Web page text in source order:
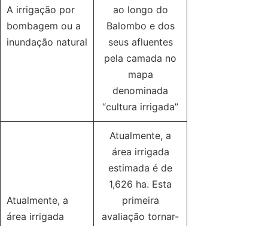
A irrigação por
bombagem ou a
inundação natural
ao longo do
Balombo e dos
seus afluentes
pela camada no
mapa
denominada
“cultura irrigada”
Atualmente, a
área irrigada
Atualmente, a
área irrigada
estimada é de
1,626 ha. Esta
primeira
avaliação tornar-